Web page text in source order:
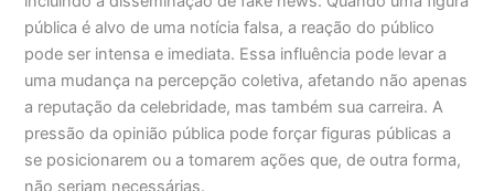
pública é alvo de uma notícia falsa, a reação do público
pode ser intensa e imediata. Essa influência pode levar a
uma mudança na percepção coletiva, afetando não apenas
a reputação da celebridade, mas também sua carreira. A
pressão da opinião pública pode forçar figuras públicas a
se posicionarem ou a tomarem ações que, de outra forma,
não seriam necessárias.